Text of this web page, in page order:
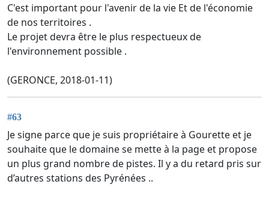
C'est important pour l'avenir de la vie Et de l'économie
de nos territoires .
Le projet devra être le plus respectueux de
l'environnement possible .
(GERONCE, 2018-01-11)
#63
Je signe parce que je suis propriétaire à Gourette et je
souhaite que le domaine se mette à la page et propose
un plus grand nombre de pistes. Il y a du retard pris sur
d’autres stations des Pyrénées ..